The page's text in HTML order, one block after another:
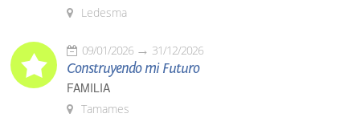
Ledesma
09/01/2026 31/12/2026
Construyendo mi Futuro
FAMILIA
Tamames